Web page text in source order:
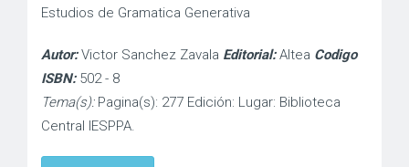
Estudios de Gramatica Generativa
Autor:Victor Sanchez Zavala Editorial:Altea Codigo
ISBN:502 - 8
Tema(s):Pagina(s): 277 Edición: Lugar: Biblioteca
Central IESPPA.